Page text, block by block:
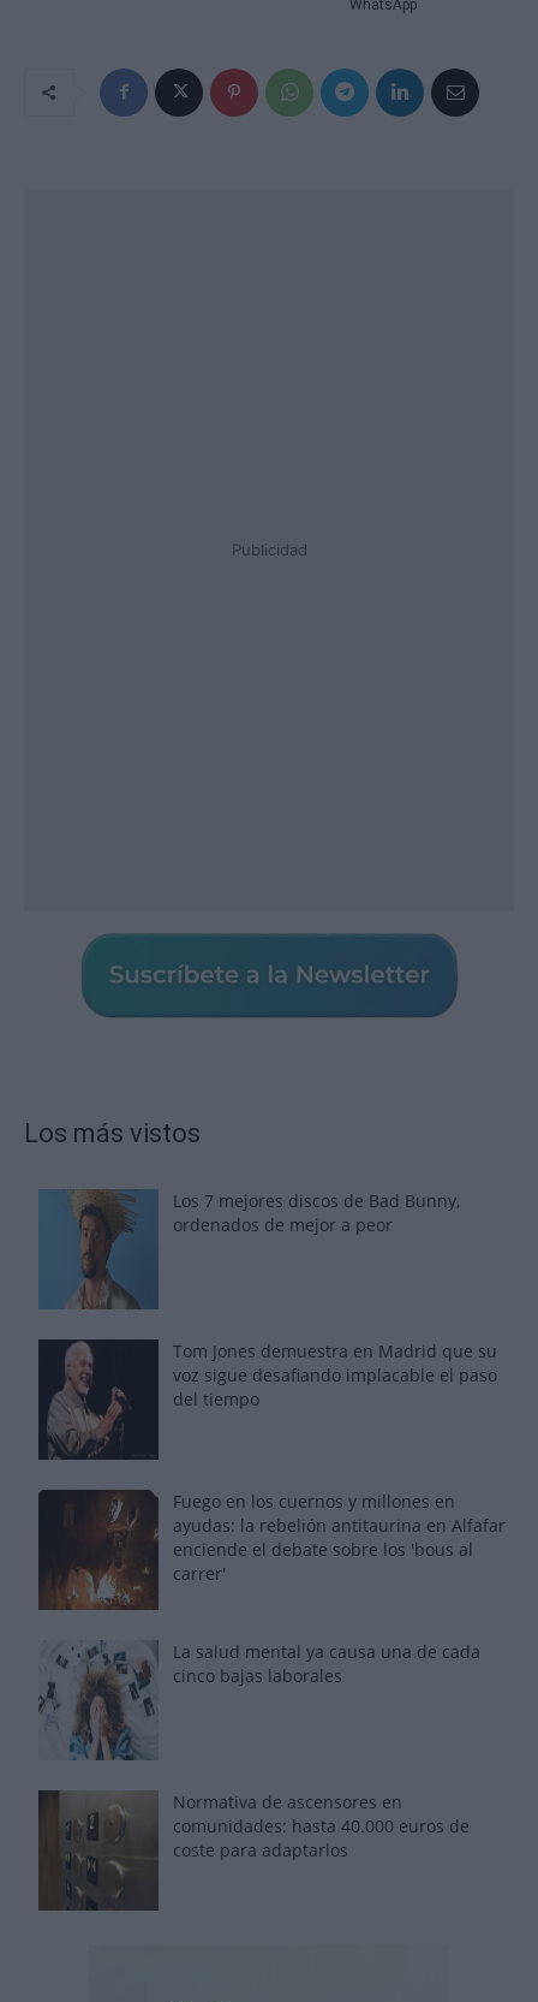
WhatsApp
Publicidad
Los más vistos
Los 7 mejores discos de Bad Bunny,
ordenados de mejor a peor
Tom Jones demuestra en Madrid que su
voz sigue desafiando implacable el paso
del tiempo
Fuego en los cuernos y millones en
ayudas: la rebelión antitaurina en Alfafar
enciende el debate sobre los 'bous al
carrer'
La salud mental ya causa una de cada
cinco bajas laborales
Normativa de ascensores en
comunidades: hasta 40.000 euros de
coste para adaptarlos